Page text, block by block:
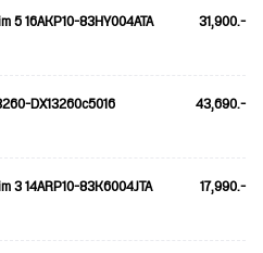
5 16AKP10-83HY004ATA 31,900.-
DX13260c5016 43,690.-
3 14ARP10-83K6004JTA 17,990.-